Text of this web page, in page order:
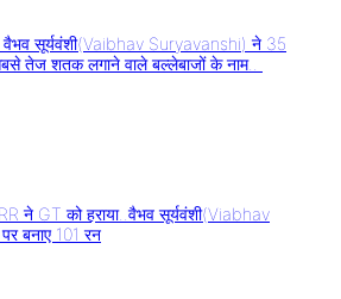
सूर्यवंशी(Vaibhav Suryavanshi) ने 35
तेज शतक लगाने वाले बल्लेबाजों के नाम..
ने GT को हराया..वैभव सूर्यवंशी(Viabhav
बनाए 101 रन